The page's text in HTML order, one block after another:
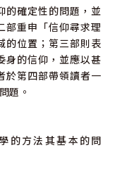
的確定性的問題，並
部重申「信仰尋求理
的位置；第三部則表
身的信仰，並應以甚
於第四部帶領讀者一
題。
的方法其基本的問